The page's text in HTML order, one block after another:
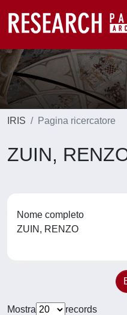
IRIS Pagina ricercatore
ZUIN,
Nome completo
ZUIN, RENZO
Mostra
records